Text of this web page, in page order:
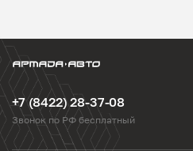
+7 (8422) 28-37-08
Звонок по РФ бесплатный